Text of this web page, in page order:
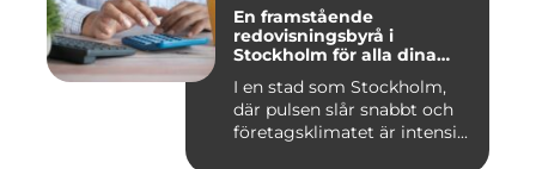
En framstående
redovisningsbyrå i
Stockholm för alla dina
I en stad som Stockholm,
där pulsen slår snabbt och
företagsklimatet är intensi...